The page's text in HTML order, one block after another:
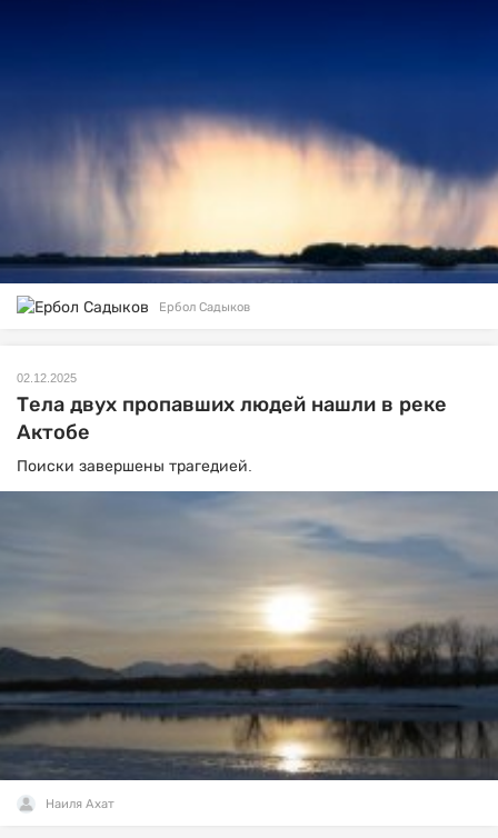
Ербол Садыков
02.12.2025
Тела двух пропавших людей нашли в реке
Актобе
Поиски завершены трагедией.
Наиля Ахат